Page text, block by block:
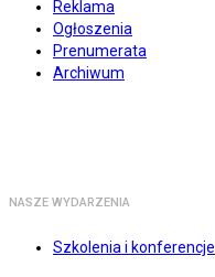
Reklama
Ogłoszenia
Prenumerata
Archiwum
NASZE WYDARZENIA
Szkolenia i konferencje